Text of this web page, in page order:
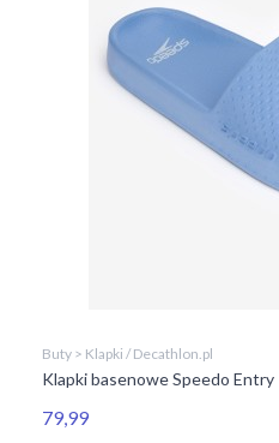
Buty > Klapki / Decathlon.pl
Klapki basenowe Speedo Entry
79,99